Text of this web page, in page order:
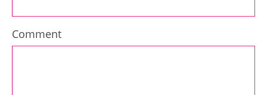
Comment